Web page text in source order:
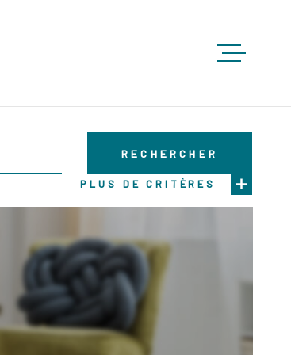
VENDRE
GESTION
PLUS DE CRITÈRES
RECHERCHER